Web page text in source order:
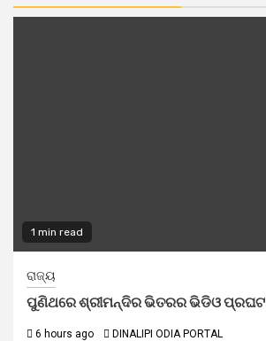
1 min read
ରାଜ୍ୟ
ପୁଣିଥରେ ଶ୍ରୀମନ୍ଦିର ଭିତରର ଭିଡିଓ ପ୍ରଘଟ
6 hours ago DINALIPI ODIA PORTAL